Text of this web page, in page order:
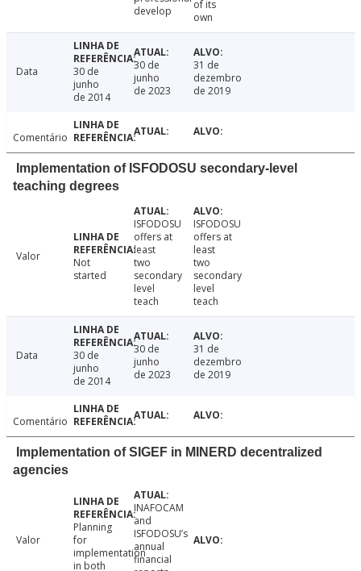
develop
of its
own
Data
30 de
junho
de 2014
30 de
junho
de 2023
31 de
dezembro
de 2019
Comentário
Implementation of ISFODOSU secondary-level
teaching degrees
Valor
Not
started
ISFODOSU
offers at
least
two
secondary
level
teach
ISFODOSU
offers at
least
two
secondary
level
teach
Data
30 de
junho
de 2014
30 de
junho
de 2023
31 de
dezembro
de 2019
Comentário
Implementation of SIGEF in MINERD decentralized
agencies
Valor
Planning
for
implementation
in both
INAFOCAM
and
ISFODOSU’s
annual
financial